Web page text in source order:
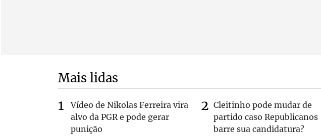
Mais lidas
Vídeo de Nikolas Ferreira vira
alvo da PGR e pode gerar
punição
Cleitinho pode mudar de
partido caso Republicanos
barre sua candidatura?